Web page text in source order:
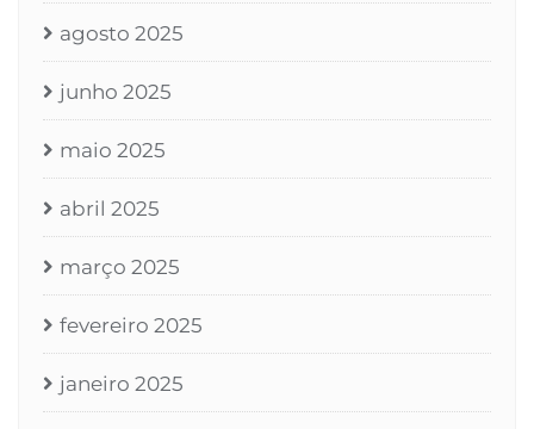
agosto 2025
junho 2025
maio 2025
abril 2025
março 2025
fevereiro 2025
janeiro 2025